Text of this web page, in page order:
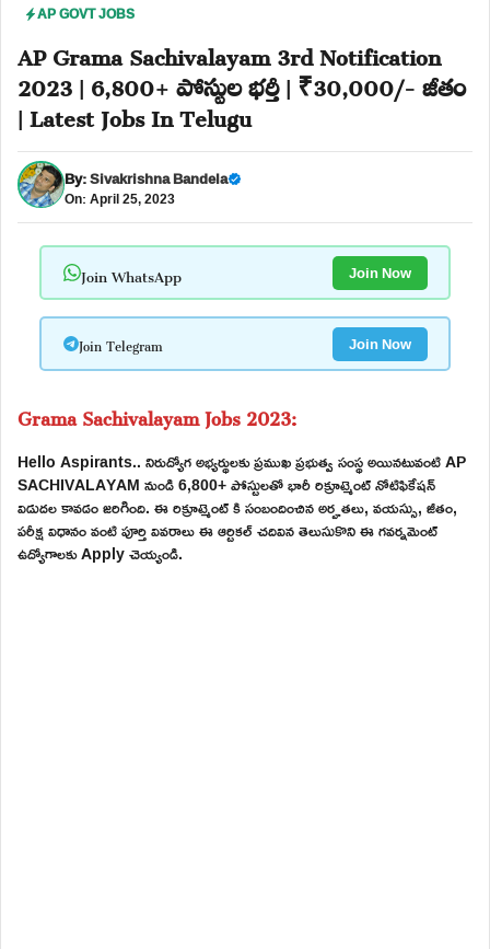
AP GOVT JOBS
AP Grama Sachivalayam 3rd Notification
2023 | 6,800+ పోస్టుల భర్తీ | ₹30,000/- జీతం
| Latest Jobs In Telugu
By:Sivakrishna Bandela
On: April 25, 2023
Join WhatsApp Join Now
Join Telegram Join Now
Grama Sachivalayam Jobs 2023:
Hello Aspirants.. నిరుద్యోగ అభ్యర్థులకు ప్రముఖ ప్రభుత్వ సంస్థ అయినటువంటి AP
SACHIVALAYAM నుండి 6,800+ పోస్టులతో భారీ రిక్రూట్మెంట్ నోటిఫికేషన్
విడుదల కావడం జరిగింది. ఈ రిక్రూట్మెంట్ కి సంబందించిన అర్హతలు, వయస్సు, జీతం,
పరీక్ష విధానం వంటి పూర్తి వివరాలు ఈ ఆర్టికల్ చదివిన తెలుసుకొని ఈ గవర్నమెంట్
ఉద్యోగాలకు Apply చెయ్యండి.